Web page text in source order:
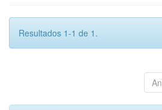
Resultados 1-1 de 1.